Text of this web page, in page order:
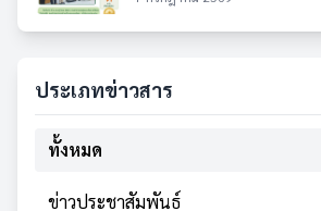
ประเภทข่าวสาร
ทั้งหมด
ข่าวประชาสัมพันธ์